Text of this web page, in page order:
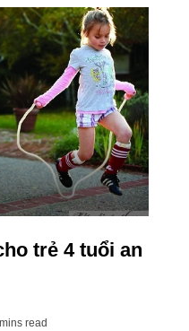
trẻ 4 tuổi an
read